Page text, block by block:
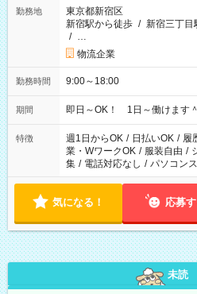
勤務地
東京都新宿区
新宿駅から徒歩 / 新宿三丁目
/ …
物流企業
勤務時間 9:00～18:00
期間 即日～OK！ 1日～働けます＾
特徴 週1日からOK / 日払いOK / 履
業・WワークOK / 服装自由 /
集 / 電話対応なし / パソコン
気になる！ 応募
未読